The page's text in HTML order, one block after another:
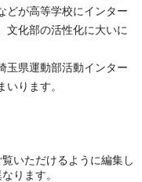
どが高等学校にインター
文化部の活性化に大いに
玉県運動部活動インター
ります。
いただけるように編集し
ります。